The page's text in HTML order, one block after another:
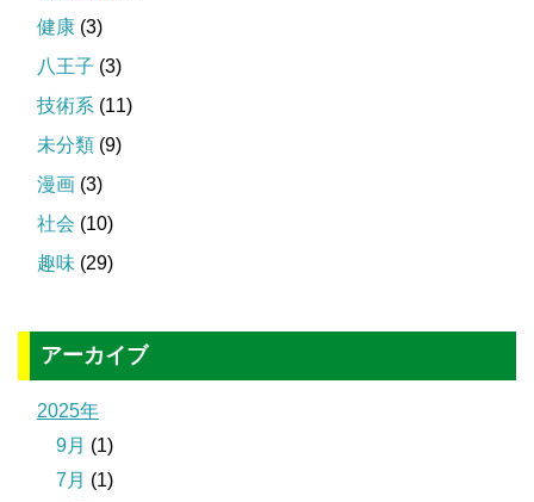
健康 (3)
八王子 (3)
技術系 (11)
未分類 (9)
漫画 (3)
社会 (10)
趣味 (29)
アーカイブ
2025年
9月 (1)
7月 (1)